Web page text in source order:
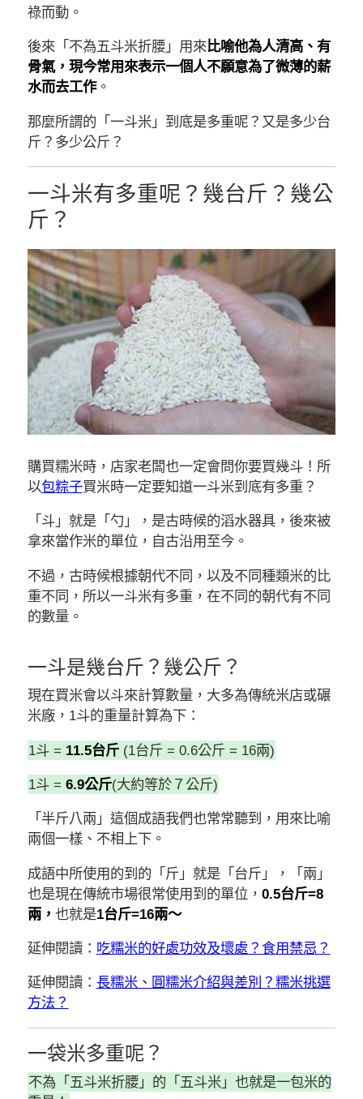
祿而動。
後來「不為五斗米折腰」用來比喻他為人清高、有
骨氣，現今常用來表示一個人不願意為了微薄的薪
水而去工作。
那麼所謂的「一斗米」到底是多重呢？又是多少台
斤？多少公斤？
一斗米有多重呢？幾台斤？幾公
斤？
購買糯米時，店家老闆也一定會問你要買幾斗！所
以包粽子買米時一定要知道一斗米到底有多重？
「斗」就是「勺」，是古時候的滔水器具，後來被
拿來當作米的單位，自古沿用至今。
不過，古時候根據朝代不同，以及不同種類米的比
重不同，所以一斗米有多重，在不同的朝代有不同
的數量。
一斗是幾台斤？幾公斤？
現在買米會以斗來計算數量，大多為傳統米店或碾
米廠，1斗的重量計算為下：
1斗 = 11.5台斤(1台斤 = 0.6公斤 = 16兩)
1斗 = 6.9公斤(大約等於７公斤)
「半斤八兩」這個成語我們也常常聽到，用來比喻
兩個一樣、不相上下。
成語中所使用的到的「斤」就是「台斤」，「兩」
也是現在傳統市場很常使用到的單位， 0.5台斤=8
兩， 也就是1台斤=16兩～
延伸閱讀： 吃糯米的好處功效及壞處？食用禁忌？
延伸閱讀： 長糯米、圓糯米介紹與差別？糯米挑選
方法？
一袋米多重呢？
不為「五斗米折腰」的「五斗米」也就是一包米的